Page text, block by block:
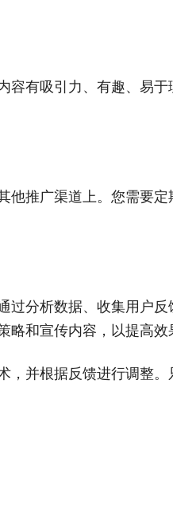
容有吸引力、有趣、易于
他推广渠道上。您需要定
过分析数据、收集用户反
和宣传内容，以提高效
，并根据反馈进行调整。